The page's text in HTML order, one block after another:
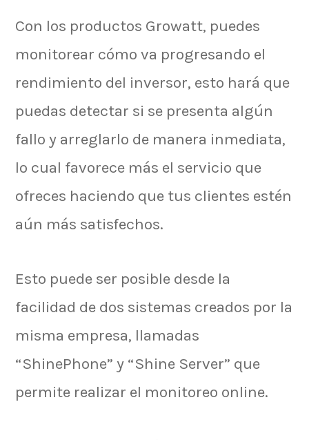
Con los productos Growatt, puedes
monitorear cómo va progresando el
rendimiento del inversor, esto hará que
puedas detectar si se presenta algún
fallo y arreglarlo de manera inmediata,
lo cual favorece más el servicio que
ofreces haciendo que tus clientes estén
aún más satisfechos.
Esto puede ser posible desde la
facilidad de dos sistemas creados por la
misma empresa, llamadas
“ShinePhone” y “Shine Server” que
permite realizar el monitoreo online.